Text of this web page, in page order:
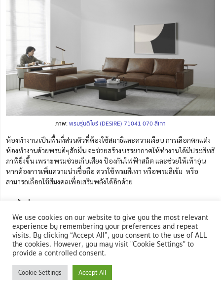
ภาพ:พรมรุ่นดีไซร์ (DESIRE) 71041 070 สีเทา
ห้องทำงาน เป็นพื้นที่ส่วนตัวที่ต้องใช้สมาธิและความเงียบ การเลือกตกแต่ง
ห้องทำงานด้วยพรมดีๆสักผืน จะช่วยสร้างบรรยากาศให้ทำงานได้มีประสิทธิ
ภาพิยิ่งขึ้น เพราะพรมช่วยเก็บเสียง ป้องกันไฟฟ้าสถิต และช่วยให้เท้าอุ่น
หากต้องการเพิ่มความน่าเชื่อถือ ควรใช้พรมสีเทา หรือพรมสีเข้ม หรือ
สามารถเลือกใช้สีมงคลเพื่อเสริมพลังได้อีกด้วย
5. พื้นที่ห้องนอน
We use cookies on our website to give you the most relevant
experience by remembering your preferences and repeat
visits. By clicking “Accept All”, you consent to the use of ALL
the cookies. However, you may visit "Cookie Settings" to
provide a controlled consent.
Cookie Settings Accept All